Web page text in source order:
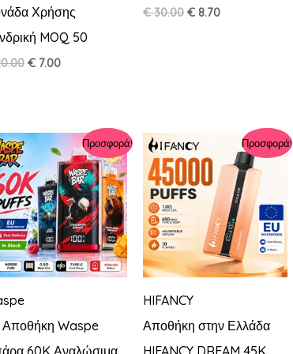
Χρήσης
MOQ 50
Original
€7.00Η
€30.00 Original
€ 8.70Η
Προσφορά!
Αποθήκη Waspe
60K Αναλώσιμα
Προσφορά!
HIFANCY
Αποθήκη στην Ελλάδα
HIFANCY DREAM 45K